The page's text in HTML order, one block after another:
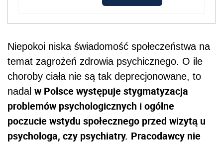
Niepokoi niska świadomość społeczeństwa na
temat zagrożeń zdrowia psychicznego. O ile
choroby ciała nie są tak deprecjonowane, to
nadal w Polsce występuje stygmatyzacja
problemów psychologicznych i ogólne
poczucie wstydu społecznego przed wizytą u
psychologa, czy psychiatry. Pracodawcy nie